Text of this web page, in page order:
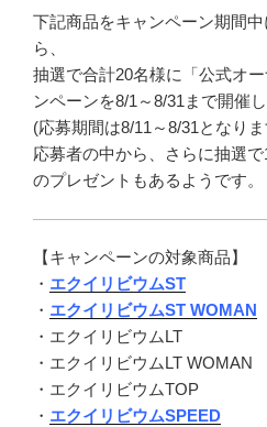
下記商品をキャンペーン期間
ら、
抽選で合計20名様に「公式オ
ンペーンを8/1～8/31まで開催し
(応募期間は8/11～8/31となり
応募者の中から、さらに抽選
のプレゼントもあるようです。
【キャンペーンの対象商品】
・ エクイリビウムST
・ エクイリビウムST WOMAN
・エクイリビウムLT
・エクイリビウムLT WOMAN
・エクイリビウムTOP
・ エクイリビウムSPEED